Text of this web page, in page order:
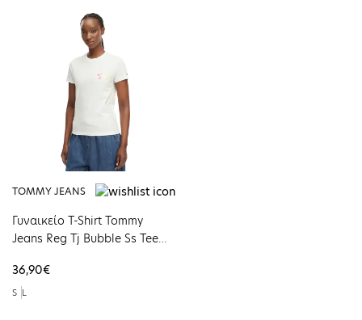
TOMMY JEANS
Γυναικείο T-Shirt Tommy
Jeans Reg Tj Bubble Ss Tee
36,90€
S L